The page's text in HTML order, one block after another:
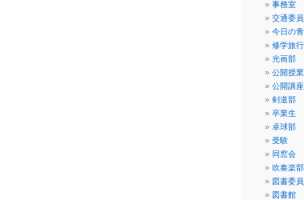
事務室
交通委員
今日の
修学旅行
光画部
公開授業
公開講座
剣道部
卒業生
卓球部
受験
同窓会
吹奏楽部
図書委員
図書館